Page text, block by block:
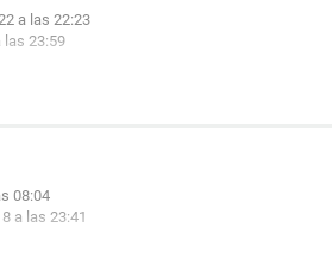
a las 22:23
las 23:59
08:04
a las 23:41